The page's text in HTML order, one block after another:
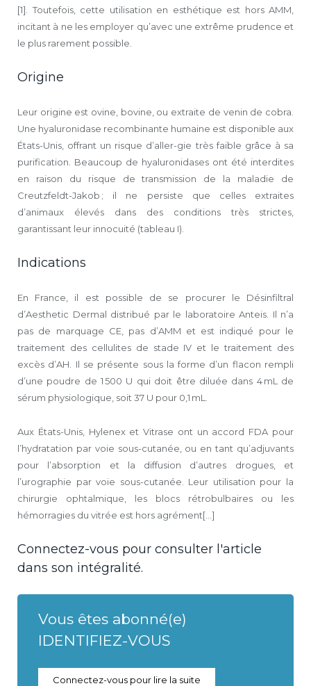
[1]. Toutefois, cette utilisation en esthétique est hors AMM,
incitant à ne les employer qu’avec une extrême prudence et
le plus rarement possible.
Origine
Leur origine est ovine, bovine, ou extraite de venin de cobra.
Une hyaluronidase recombinante humaine est disponible aux
États-Unis, offrant un risque d’aller-gie très faible grâce à sa
purification. Beaucoup de hyaluronidases ont été interdites
en raison du risque de transmission de la maladie de
Creutzfeldt-Jakob ; il ne persiste que celles extraites
d’animaux élevés dans des conditions très strictes,
garantissant leur innocuité (tableau I).
Indications
En France, il est possible de se procurer le Désinfiltral
d’Aesthetic Dermal distribué par le laboratoire Anteis. Il n’a
pas de marquage CE, pas d’AMM et est indiqué pour le
traitement des cellulites de stade IV et le traitement des
excès d’AH. Il se présente sous la forme d’un flacon rempli
d’une poudre de 1 500 U qui doit être diluée dans 4 mL de
sérum physiologique, soit 37 U pour 0,1 mL.
Aux États-Unis, Hylenex et Vitrase ont un accord FDA pour
l’hydratation par voie sous-cutanée, ou en tant qu’adjuvants
pour l’absorption et la diffusion d’autres drogues, et
l’urographie par voie sous-cutanée. Leur utilisation pour la
chirurgie ophtalmique, les blocs rétrobulbaires ou les
hémorragies du vitrée est hors agrément[...]
Connectez-vous pour consulter l'article
dans son intégralité.
Vous êtes abonné(e)
IDENTIFIEZ-VOUS
Connectez-vous pour lire la suite